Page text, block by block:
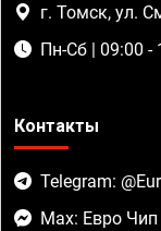
г. Томск, ул.
Пн-Сб | 09:00 -
Контакты
Telegram:
Max: Евро